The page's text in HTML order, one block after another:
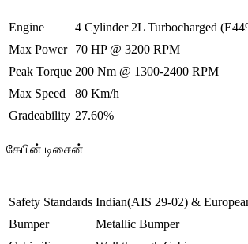
Engine
4 Cylinder 2L Turbocharged
Max Power
70 HP @ 3200 RPM
Peak Torque 200 Nm @ 1300-2400 RPM
Max Speed
80 Km/h
Gradeability 27.60%
கேபின் டிசைன்
Safety Standards Indian(AIS 29-02) &
Bumper
Metallic Bumper